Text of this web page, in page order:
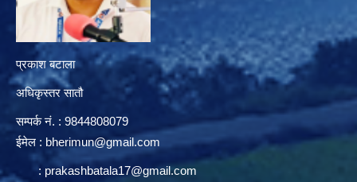
प्रकाश बटाला
अधिकृस्तर सातौ
सम्पर्क न‌ं. : 9844808079
ईमेल : bherimun@gmail.com
: prakashbatala17@gmail.com